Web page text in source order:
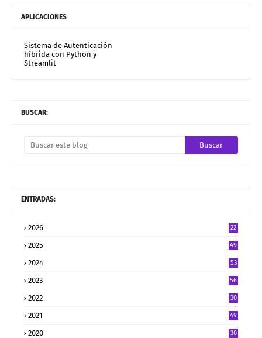
APLICACIONES
Sistema de Autenticación
híbrida con Python y
Streamlit
BUSCAR:
ENTRADAS:
2026 22
2025 49
2024 53
2023 56
2022 30
2021 49
2020 30